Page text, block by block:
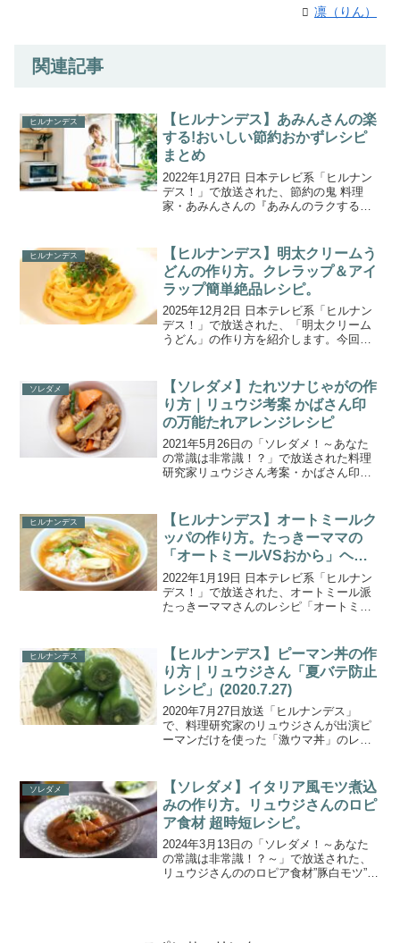
凛（りん）
関連記事
ヒルナンデス
【ヒルナンデス】あみんさんの楽
する!おいしい節約おかずレシピ
まとめ
2022年1月27日 日本テレビ系「ヒルナン
デス！」で放送された、節約の鬼 料理
家・あみんさんの『あみんのラクする！
されたばかりのあみんさんのレシピ本
「あみんの楽す...
ヒルナンデス
【ヒルナンデス】明太クリームう
どんの作り方。クレラップ＆アイ
ラップ簡単絶品レシピ。
2025年12月2日 日本テレビ系「ヒルナン
デス！」で放送された、「明太クリーム
うどん」の作り方を紹介します。今回は
簡単＆ヘルシー料理を特集！焼かずに作
れる「ヘルシーハ...
ソレダメ
【ソレダメ】たれツナじゃがの作
り方｜リュウジ考案 かばさん印
の万能たれアレンジレシピ
2021年5月26日の「ソレダメ！～あなた
の常識は非常識！？」で放送された料理
研究家リュウジさん考案・かばさん印の
スーパー・オリンピックの新常識では、
料理研究家のリュウ...
ヒルナンデス
【ヒルナンデス】オートミールク
ッパの作り方。たっきーママの
「オートミールVSおから」ヘル
シー食材対決
2022年1月19日 日本テレビ系「ヒルナン
デス！」で放送された、オートミール派
たっきーママさんのレシピ「オートミー
体をリセットする「オートミールVSおか
ら」でヘルシ...
ヒルナンデス
【ヒルナンデス】ピーマン丼の作
り方｜リュウジさん「夏バテ防止
レシピ」(2020.7.27)
2020年7月27日放送「ヒルナンデス」
で、料理研究家のリュウジさんが出演ピ
ーマンだけを使った「激ウマ丼」のレシ
ン丼」の作り方をご紹介します。夏の日
焼け対策にピッタリの...
ソレダメ
【ソレダメ】イタリア風モツ煮込
みの作り方。リュウジさんのロピ
ア食材 超時短レシピ。
2024年3月13日の「ソレダメ！～あなた
の常識は非常識！？～」で放送された、
リュウジさんののロピア食材”豚白モツ”を